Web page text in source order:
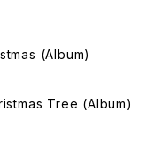
(Album)
Tree (Album)